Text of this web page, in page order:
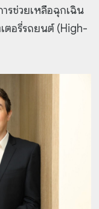
รช่วยเหลือฉุกเฉิน
ตอรี่รถยนต์ (High-